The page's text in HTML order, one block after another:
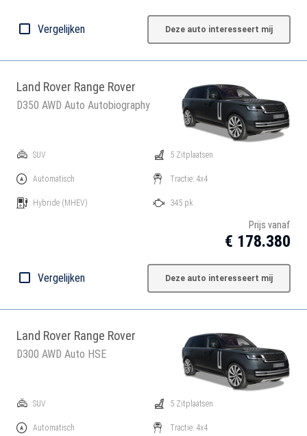
Vergelijken Deze auto interesseert mij
Land Rover Range Rover
D350 AWD Auto Autobiography
SUV
Automatisch
Hybride (MHEV)
5 Zitplaatsen
Tractie: 4x4
345 pk
Prijs vanaf
€ 178.380
Vergelijken Deze auto interesseert mij
Land Rover Range Rover
D300 AWD Auto HSE
SUV
Automatisch
5 Zitplaatsen
Tractie: 4x4